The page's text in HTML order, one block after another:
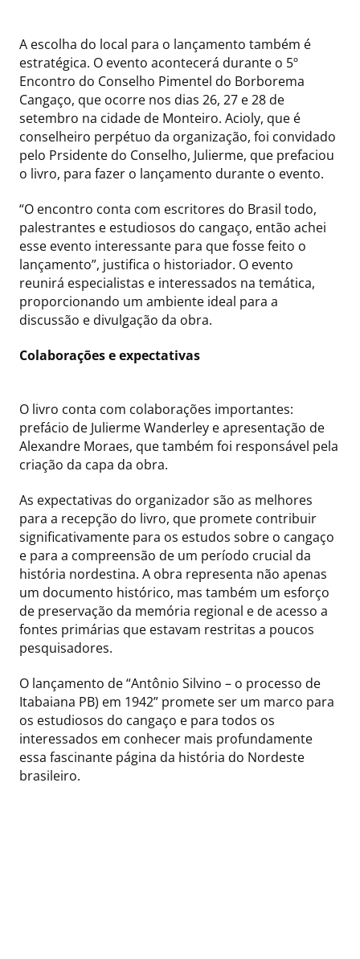
A escolha do local para o lançamento também é
estratégica. O evento acontecerá durante o 5º
Encontro do Conselho Pimentel do Borborema
Cangaço, que ocorre nos dias 26, 27 e 28 de
setembro na cidade de Monteiro. Acioly, que é
conselheiro perpétuo da organização, foi convidado
pelo Prsidente do Conselho, Julierme, que prefaciou
o livro, para fazer o lançamento durante o evento.
“O encontro conta com escritores do Brasil todo,
palestrantes e estudiosos do cangaço, então achei
esse evento interessante para que fosse feito o
lançamento”, justifica o historiador. O evento
reunirá especialistas e interessados na temática,
proporcionando um ambiente ideal para a
discussão e divulgação da obra.
Colaborações e expectativas
O livro conta com colaborações importantes:
prefácio de Julierme Wanderley e apresentação de
Alexandre Moraes, que também foi responsável pela
criação da capa da obra.
As expectativas do organizador são as melhores
para a recepção do livro, que promete contribuir
significativamente para os estudos sobre o cangaço
e para a compreensão de um período crucial da
história nordestina. A obra representa não apenas
um documento histórico, mas também um esforço
de preservação da memória regional e de acesso a
fontes primárias que estavam restritas a poucos
pesquisadores.
O lançamento de “Antônio Silvino – o processo de
Itabaiana PB) em 1942” promete ser um marco para
os estudiosos do cangaço e para todos os
interessados em conhecer mais profundamente
essa fascinante página da história do Nordeste
brasileiro.